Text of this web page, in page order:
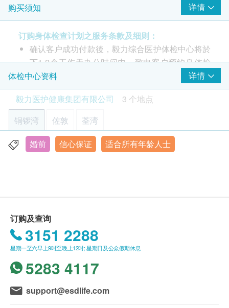
精液化验 (只限男士)
德国麻疹检查(只限女士 ) 重点项目
德国麻疹抗体测试
2 基本项目
基本健康评估
血压
血脂
总胆固醇
高密度胆固醇
低密度胆固醇 (直接测试)
甘油三酯
X光、德国麻疹抗体测试、铁质检查(只限女士)、精液
常规测试(只限男士)、肝炎检查、地中海贫血检查、
性病检查、三高检查、肝功能、肾功能、甲状腺检
查、关节炎检查、痛风、医生/注册护士解释报告。
购买须知 详情
订购身体检查计划之服务条款及细则：
确认客户成功付款後，毅力综合医护体检中心将於
下1-2个工作天办公时间内，致电客户预约身体检
查的时间和地点，并会通知客户验身注意事项。
客户亦可致电本中心预约或查询，电话：(铜锣
湾)3520 3292 / (佐敦) 3426 9771 / (荃湾) 3101
4866。
部份检查只限佐敦中心，请致电(铜锣湾)3520
3292 / (佐敦) 3426 9771 / (荃湾) 3101 4866 查
询。
进行身体检查後，一般情况下，可於2-3星期内发
出验身报告。如须讲解报告，请先致电中心预约，
客户可选择以下方式领取报告：
(1) 亲身领取：客户亲身往毅力综合医护体检中心
领取报告，并由本中心医生或註册护士亲自讲解报
告；
(2) 电话讲解报告：客户需於讲解报告前到本中心
体检中心资料
详情
毅力医护健康集团有限公司
3 个地点
铜锣湾
佐敦 荃湾
香港铜锣湾轩尼诗道555号东角中心(旧翼)1903室
婚前 信心保证 适合所有年龄人士
订购及查询
3151 2288
星期一至六早上9时至晚上12时; 星期日及公众假期休息
5283 4117
support@esdlife.com